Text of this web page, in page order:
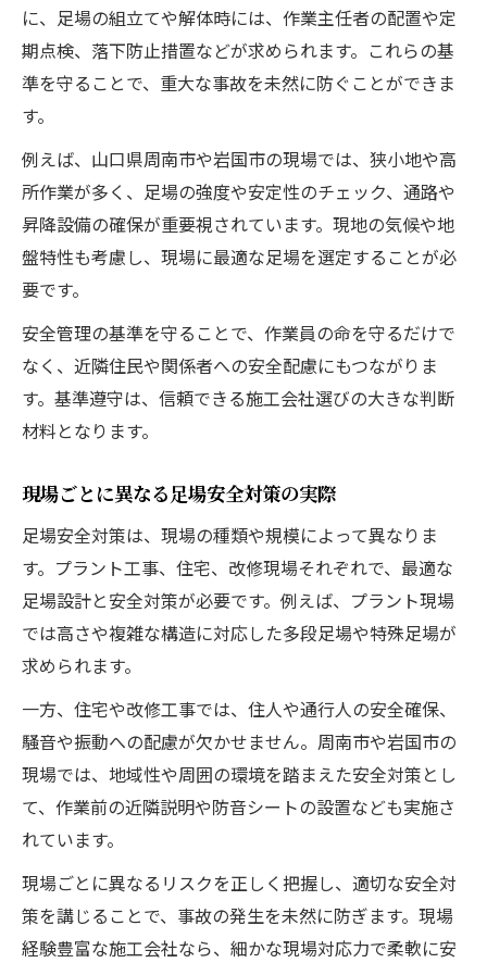
に、足場の組立てや解体時には、作業主任者の配置や定
期点検、落下防止措置などが求められます。これらの基
準を守ることで、重大な事故を未然に防ぐことができま
す。
例えば、山口県周南市や岩国市の現場では、狭小地や高
所作業が多く、足場の強度や安定性のチェック、通路や
昇降設備の確保が重要視されています。現地の気候や地
盤特性も考慮し、現場に最適な足場を選定することが必
要です。
安全管理の基準を守ることで、作業員の命を守るだけで
なく、近隣住民や関係者への安全配慮にもつながりま
す。基準遵守は、信頼できる施工会社選びの大きな判断
材料となります。
現場ごとに異なる足場安全対策の実際
足場安全対策は、現場の種類や規模によって異なりま
す。プラント工事、住宅、改修現場それぞれで、最適な
足場設計と安全対策が必要です。例えば、プラント現場
では高さや複雑な構造に対応した多段足場や特殊足場が
求められます。
一方、住宅や改修工事では、住人や通行人の安全確保、
騒音や振動への配慮が欠かせません。周南市や岩国市の
現場では、地域性や周囲の環境を踏まえた安全対策とし
て、作業前の近隣説明や防音シートの設置なども実施さ
れています。
現場ごとに異なるリスクを正しく把握し、適切な安全対
策を講じることで、事故の発生を未然に防ぎます。現場
経験豊富な施工会社なら、細かな現場対応力で柔軟に安